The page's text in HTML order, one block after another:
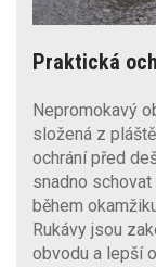
Praktická
Nepromokavý
složená z
ochrání před
snadno
během
Rukávy jsou
obvodu a lepší